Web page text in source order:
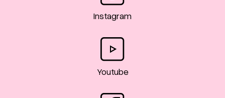
Instagram
Youtube